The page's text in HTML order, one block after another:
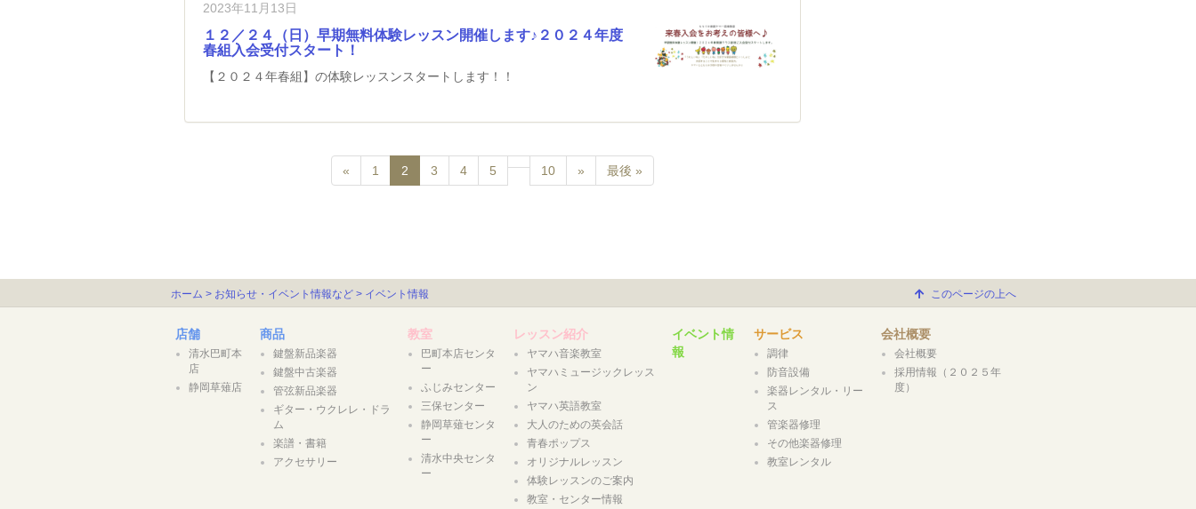
2023年11月13日
１２／２４（日）早期無料体験レッスン開催します♪２０２４年度
春組入会受付スタート！
【２０２４年春組】の体験レッスンスタートします！！
« 1 2 3 4 5 10 » 最後 »
ホーム > お知らせ・イベント情報など > イベント情報 このページの上へ
店舗
清水巴町本
店
静岡草薙店
商品
鍵盤新品楽器
鍵盤中古楽器
管弦新品楽器
ギター・ウクレレ・ドラ
ム
楽譜・書籍
アクセサリー
教室
巴町本店センタ
ー
ふじみセンター
三保センター
静岡草薙センタ
ー
清水中央センタ
ー
レッスン紹介
ヤマハ音楽教室
ヤマハミュージックレッス
ン
ヤマハ英語教室
大人のための英会話
青春ポップス
オリジナルレッスン
体験レッスンのご案内
教室・センター情報
イベント情
報
サービス
調律
防音設備
楽器レンタル・リー
ス
管楽器修理
その他楽器修理
教室レンタル
会社概要
会社概要
採用情報（２０２５年
度）